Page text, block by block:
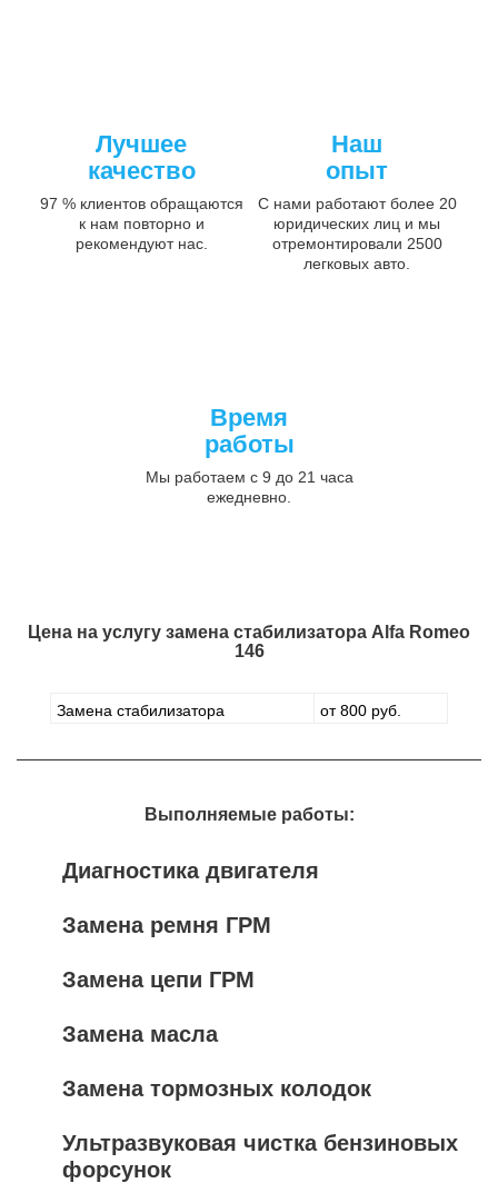
Лучшее
качество
97 % клиентов обращаются
к нам повторно и
рекомендуют нас.
Наш
опыт
С нами работают более 20
юридических лиц и мы
отремонтировали 2500
легковых авто.
Время
работы
Мы работаем с 9 до 21 часа
ежедневно.
Цена на услугу замена стабилизатора Alfa Romeo
146
Замена стабилизатора от 800 руб.
Выполняемые работы:
Диагностика двигателя
Замена ремня ГРМ
Замена цепи ГРМ
Замена масла
Замена тормозных колодок
Ультразвуковая чистка бензиновых
форсунок